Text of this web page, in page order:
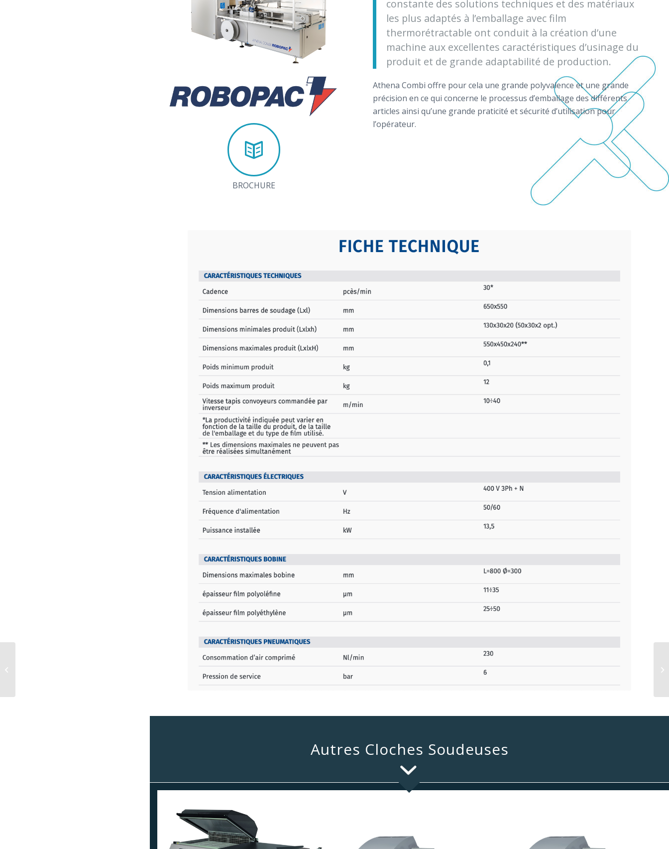
BROCHURE
constante des solutions techniques et des matériaux
les plus adaptés à l’emballage avec film
thermorétractable ont conduit à la création d’une
machine aux excellentes caractéristiques d’usinage du
produit et de grande adaptabilité de production.
Athena Combi offre pour cela une grande polyvalence et une grande
précision en ce qui concerne le processus d’emballage des différents
articles ainsi qu’une grande praticité et sécurité d’utilisation pour
l’opérateur.
Autres Cloches Soudeuses